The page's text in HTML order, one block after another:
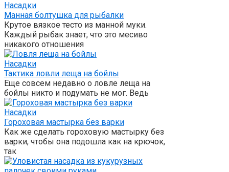
Насадки
Манная болтушка для рыбалки
Крутое вязкое тесто из манной муки.
Каждый рыбак знает, что это месиво
никакого отношения
Насадки
Тактика ловли леща на бойлы
Еще совсем недавно о ловле леща на
бойлы никто и подумать не мог. Ведь
Насадки
Гороховая мастырка без варки
Как же сделать гороховую мастырку без
варки, чтобы она подошла как на крючок,
так